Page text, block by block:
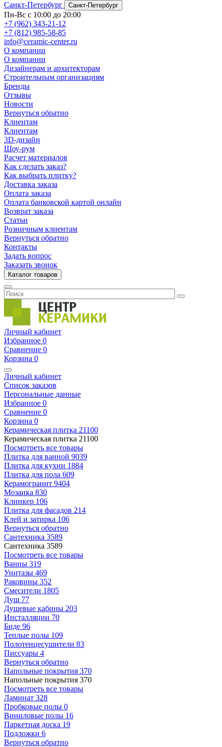
Санкт-Петербург
Санкт-Петербург
Пн-Вс с 10:00 до 20:00
+7 (962) 343-21-12
+7 (812) 985-58-85
info@ceramic-center.ru
О компании
О компании
Дизайнерам и архитекторам
Строительным организациям
Бренды
Отзывы
Новости
Вернуться обратно
Клиентам
Клиентам
3D-дизайн
Шоу-рум
Расчет материалов
Как сделать заказ?
Как выбрать плитку?
Доставка заказа
Оплата заказа
Оплата банковской картой онлайн
Возврат заказа
Статьи
Розничным клиентам
Вернуться обратно
Контакты
Задать вопрос
Заказать звонок
Каталог товаров
Личный кабинет
Избранное 0
Сравнение 0
Корзина 0
Личный кабинет
Список заказов
Персональные данные
Избранное 0
Сравнение 0
Корзина 0
Керамическая плитка 21100
Керамическая плитка 21100
Посмотреть все товары
Плитка для ванной 9039
Плитка для кухни 1884
Плитка для пола 609
Керамогранит 9404
Мозаика 830
Клинкер 106
Плитка для фасадов 214
Клей и затирка 106
Вернуться обратно
Сантехника 3589
Сантехника 3589
Посмотреть все товары
Ванны 319
Унитазы 469
Раковины 352
Смесители 1805
Душ 77
Душевые кабины 203
Инсталляции 70
Биде 96
Теплые полы 109
Полотенцесушители 83
Писсуары 4
Вернуться обратно
Напольные покрытия 370
Напольные покрытия 370
Посмотреть все товары
Ламинат 328
Пробковые полы 0
Виниловые полы 16
Паркетная доска 19
Подложки 6
Вернуться обратно